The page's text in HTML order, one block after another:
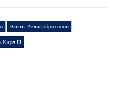
Элиты Великобритании
Карл III